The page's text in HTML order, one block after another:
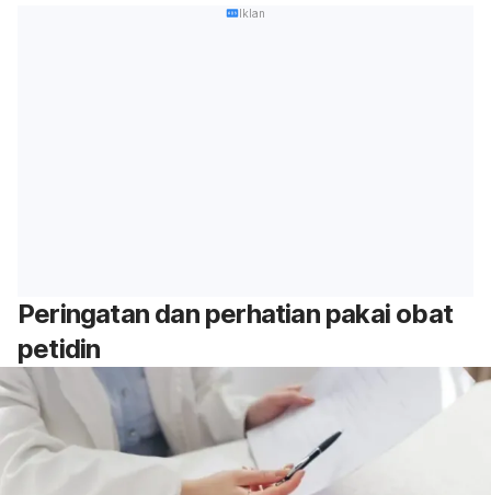
Iklan
Peringatan dan perhatian pakai obat
petidin